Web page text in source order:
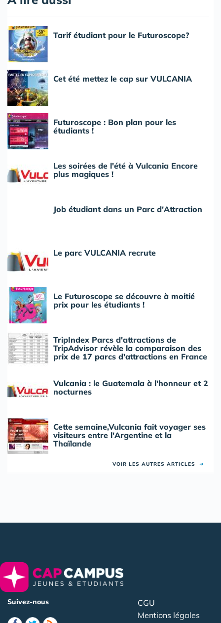
Tarif étudiant pour le Futuroscope?
Cet été mettez le cap sur VULCANIA
Futuroscope : Bon plan pour les
étudiants !
Les soirées de l'été à Vulcania Encore
plus magiques !
Job étudiant dans un Parc d'Attraction
Le parc VULCANIA recrute
Le Futuroscope se découvre à moitié
prix pour les étudiants !
TripIndex Parcs d'attractions de
TripAdvisor révèle la comparaison des
prix de 17 parcs d'attractions en France
Vulcania : le Guatemala à l'honneur et 2
nocturnes
Cette semaine,Vulcania fait voyager ses
visiteurs entre l'Argentine et la
Thaïlande
VOIR LES AUTRES ARTICLES ➜
Suivez-nous
CGU
Mentions légales